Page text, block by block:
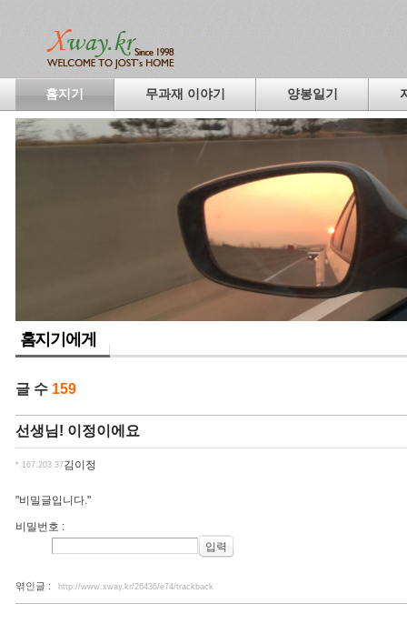
홈지기 무과재 이야기 양봉일기
홈지기에게
글 수 159
선생님! 이정이에요
김이정
*.167.203.37
"비밀글입니다."
비밀번호 :
엮인글 : http://www.xway.kr/26436/e74/trackback